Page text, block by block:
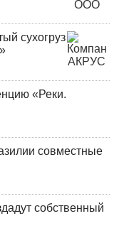
сухогруз
«Реки.
совместные
собственный